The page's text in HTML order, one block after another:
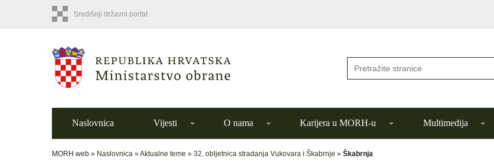
Središnji državni portal
Naslovnica Vijesti O nama Karijera u MORH-u Multimedija
MORH web » Naslovnica »Aktualne teme » 32. obljetnica stradanja Vukovara i Škabrnje » Škabrnja